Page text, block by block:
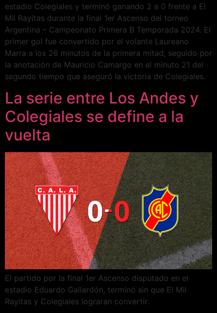
estadio Colegiales y terminó ganando 2 a 0 frente a El
Mil Rayitas durante la final 1er Ascenso del torneo
Argentina – Campeonato Primera B Temporada 2024. El
primer gol fue convertido por el volante Laureano
Marra a los 26 minutos de la primera mitad, seguido por
la anotación de Mauricio Camargo en el minuto 21 del
segundo tiempo que aseguró la victoria de Colegiales.
La serie entre Los Andes y
Colegiales se define a la
vuelta
El partido por la final 1er Ascenso disputado en el
estadio Eduardo Gallardón, terminó sin que El Mil
Rayitas y Colegiales lograran convertir.